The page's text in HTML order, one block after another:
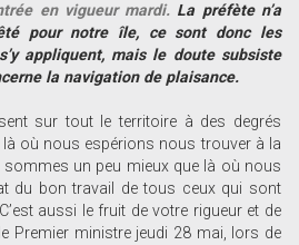
en vigueur mardi. La préfète n’a
pour notre île, ce sont donc les
appliquent, mais le doute subsiste
la navigation de plaisance.
sur tout le territoire à des degrés
où nous espérions nous trouver à la
un peu mieux que là où nous
du bon travail de tous ceux qui sont
aussi le fruit de votre rigueur et de
Premier ministre jeudi 28 mai, lors de